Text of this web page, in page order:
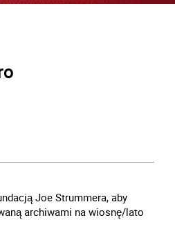
Joe Strummera, aby
archiwami na wiosnę/lato